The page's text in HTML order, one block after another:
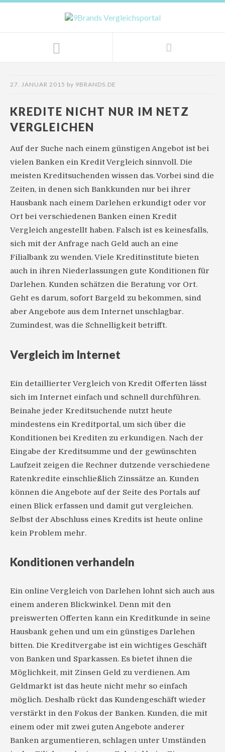
27. JANUAR 2015 by 9BRANDS.DE
KREDITE NICHT NUR IM NETZ
VERGLEICHEN
Auf der Suche nach einem günstigen Angebot ist bei
vielen Banken ein Kredit Vergleich sinnvoll. Die
meisten Kreditsuchenden wissen das. Vorbei sind die
Zeiten, in denen sich Bankkunden nur bei ihrer
Hausbank nach einem Darlehen erkundigt oder vor
Ort bei verschiedenen Banken einen Kredit
Vergleich angestellt haben. Falsch ist es keinesfalls,
sich mit der Anfrage nach Geld auch an eine
Filialbank zu wenden. Viele Kreditinstitute bieten
auch in ihren Niederlassungen gute Konditionen für
Darlehen. Kunden schätzen die Beratung vor Ort.
Geht es darum, sofort Bargeld zu bekommen, sind
aber Angebote aus dem Internet unschlagbar.
Zumindest, was die Schnelligkeit betrifft.
Vergleich im Internet
Ein detaillierter Vergleich von Kredit Offerten lässt
sich im Internet einfach und schnell durchführen.
Beinahe jeder Kreditsuchende nutzt heute
mindestens ein Kreditportal, um sich über die
Konditionen bei Krediten zu erkundigen. Nach der
Eingabe der Kreditsumme und der gewünschten
Laufzeit zeigen die Rechner dutzende verschiedene
Ratenkredite einschließlich Zinssätze an. Kunden
können die Angebote auf der Seite des Portals auf
einen Blick erfassen und damit gut vergleichen.
Selbst der Abschluss eines Kredits ist heute online
kein Problem mehr.
Konditionen verhandeln
Ein online Vergleich von Darlehen lohnt sich auch aus
einem anderen Blickwinkel. Denn mit den
preiswerten Offerten kann ein Kreditkunde in seine
Hausbank gehen und um ein günstiges Darlehen
bitten. Die Kreditvergabe ist ein wichtiges Geschäft
von Banken und Sparkassen. Es bietet ihnen die
Möglichkeit, mit Zinsen Geld zu verdienen. Am
Geldmarkt ist das heute nicht mehr so einfach
möglich. Deshalb rückt das Kundengeschäft wieder
verstärkt in den Fokus der Banken. Kunden, die mit
einem oder mit zwei guten Angebote anderer
Banken argumentieren, schlagen unter Umständen